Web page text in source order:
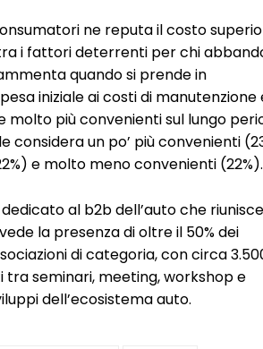
ne reputa il costo
i fattori deterrenti per chi
quando si prende in
iniziale ai costi di manutenzione
più convenienti sul lungo
un po’ più convenienti
e molto meno convenienti (22%).
al b2b dell’auto che riunisce
la presenza di oltre il 50% dei
di categoria, con circa
seminari, meeting, workshop e
dell’ecosistema auto.